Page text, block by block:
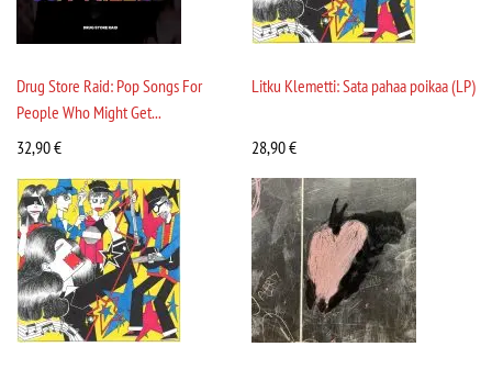
Drug Store Raid: Pop Songs For
People Who Might Get...
32,90€
Litku Klemetti: Sata pahaa poikaa (LP)
28,90€